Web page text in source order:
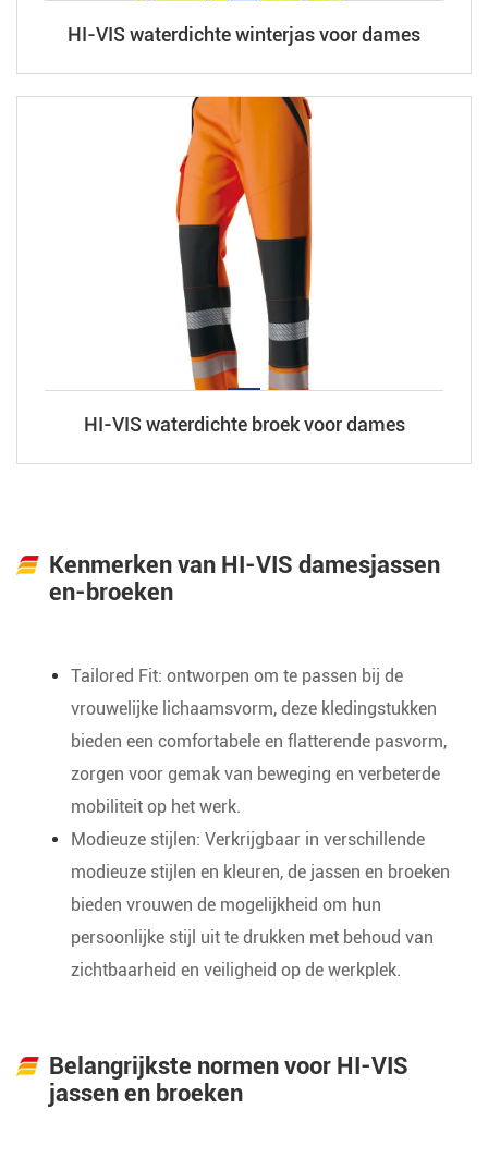
HI-VIS waterdichte winterjas voor dames
HI-VIS waterdichte broek voor dames
Kenmerken van HI-VIS damesjassen
en-broeken
Tailored Fit: ontworpen om te passen bij de
vrouwelijke lichaamsvorm, deze kledingstukken
bieden een comfortabele en flatterende pasvorm,
zorgen voor gemak van beweging en verbeterde
mobiliteit op het werk.
Modieuze stijlen: Verkrijgbaar in verschillende
modieuze stijlen en kleuren, de jassen en broeken
bieden vrouwen de mogelijkheid om hun
persoonlijke stijl uit te drukken met behoud van
zichtbaarheid en veiligheid op de werkplek.
Belangrijkste normen voor HI-VIS
jassen en broeken